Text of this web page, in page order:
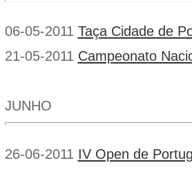
06-05-2011 Taça Cidade de
21-05-2011 Campeonato
JUNHO
26-06-2011 IV Open de